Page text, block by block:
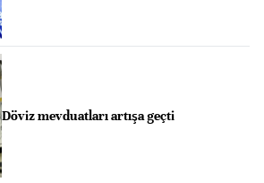
Döviz mevduatları artışa geçti